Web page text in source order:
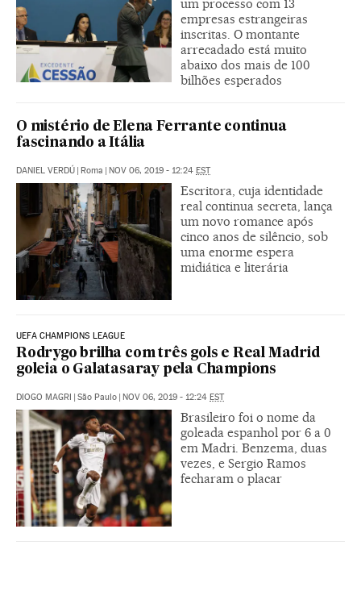
um processo com 13
empresas estrangeiras
inscritas. O montante
arrecadado está muito
abaixo dos mais de 100
bilhões esperados
O mistério de Elena Ferrante continua
fascinando a Itália
DANIEL VERDÚ | Roma | NOV 06, 2019 - 12:24 EST
Escritora, cuja identidade
real continua secreta, lança
um novo romance após
cinco anos de silêncio, sob
uma enorme espera
midiática e literária
UEFA CHAMPIONS LEAGUE
Rodrygo brilha com três gols e Real Madrid
goleia o Galatasaray pela Champions
DIOGO MAGRI | São Paulo | NOV 06, 2019 - 12:24 EST
Brasileiro foi o nome da
goleada espanhol por 6 a 0
em Madri. Benzema, duas
vezes, e Sergio Ramos
fecharam o placar